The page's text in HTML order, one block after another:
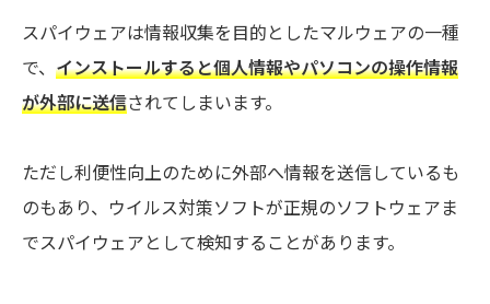
スパイウェアは情報収集を目的としたマルウェアの一種
で、 インストールすると個人情報やパソコンの操作情報
が外部に送信されてしまいます。
ただし利便性向上のために外部へ情報を送信しているも
のもあり、ウイルス対策ソフトが正規のソフトウェアま
でスパイウェアとして検知することがあります。